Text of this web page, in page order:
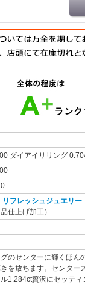
ダイアイリリング
リフレッシュジュエリー
品仕上げ加工）
グのセンターに輝くほん
を放ちます。センター
1.284ct贅沢にセッテ